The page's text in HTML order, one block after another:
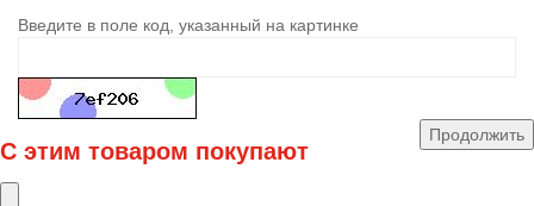
Введите в поле код, указанный на картинке
Продолжить
С этим товаром покупают